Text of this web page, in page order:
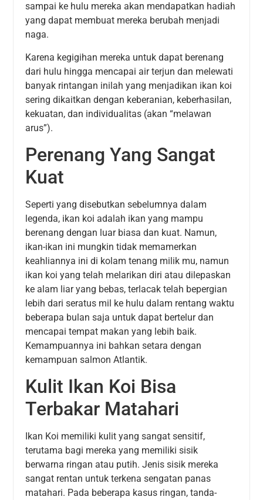
sampai ke hulu mereka akan mendapatkan hadiah
yang dapat membuat mereka berubah menjadi
naga.
Karena kegigihan mereka untuk dapat berenang
dari hulu hingga mencapai air terjun dan melewati
banyak rintangan inilah yang menjadikan ikan koi
sering dikaitkan dengan keberanian, keberhasilan,
kekuatan, dan individualitas (akan “melawan
arus”).
Perenang Yang Sangat
Kuat
Seperti yang disebutkan sebelumnya dalam
legenda, ikan koi adalah ikan yang mampu
berenang dengan luar biasa dan kuat. Namun,
ikan-ikan ini mungkin tidak memamerkan
keahliannya ini di kolam tenang milik mu, namun
ikan koi yang telah melarikan diri atau dilepaskan
ke alam liar yang bebas, terlacak telah bepergian
lebih dari seratus mil ke hulu dalam rentang waktu
beberapa bulan saja untuk dapat bertelur dan
mencapai tempat makan yang lebih baik.
Kemampuannya ini bahkan setara dengan
kemampuan salmon Atlantik.
Kulit Ikan Koi Bisa
Terbakar Matahari
Ikan Koi memiliki kulit yang sangat sensitif,
terutama bagi mereka yang memiliki sisik
berwarna ringan atau putih. Jenis sisik mereka
sangat rentan untuk terkena sengatan panas
matahari. Pada beberapa kasus ringan, tanda-